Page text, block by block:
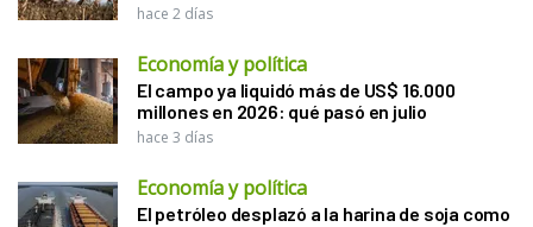
hace 2 días
Economía y política
El campo ya liquidó más de US$ 16.000
millones en 2026: qué pasó en julio
hace 3 días
Economía y política
El petróleo desplazó a la harina de soja como